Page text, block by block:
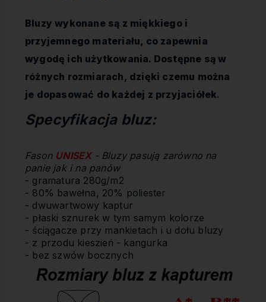
Bluzy wykonane są z miękkiego i
przyjemnego materiału, co zapewnia
wygodę ich użytkowania. Dostępne są w
różnych rozmiarach, dzięki czemu można
je dopasować do każdej z przyjaciółek.
Specyfikacja bluz:
Fason UNISEX - Bluzy pasują zarówno na
panie jak i na panów
- gramatura 280g/m2
- 80% bawełna, 20% poliester
- dwuwartwowy kaptur
- płaski sznurek w tym samym kolorze
- ściągacze przy mankietach i u dołu bluzy
- z przodu kieszień - kangurka
- bez szwów bocznych